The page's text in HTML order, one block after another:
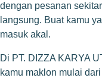
dengan pesanan
langsung. Buat kamu
masuk akal.
Di PT. DIZZA KARYA
kamu maklon mulai